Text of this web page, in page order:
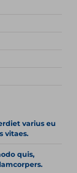
varius eu
vitaes.
quis,